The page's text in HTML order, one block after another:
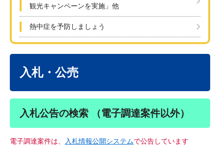
観光キャンペーンを実施」他
熱中症を予防しましょう
入札・公売
入札公告の検索 （電子調達案件以外）
電子調達案件は、 入札情報公開システムで公告しています